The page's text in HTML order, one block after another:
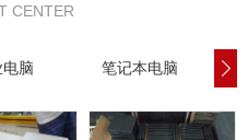
CENTER
脑 笔记本电脑